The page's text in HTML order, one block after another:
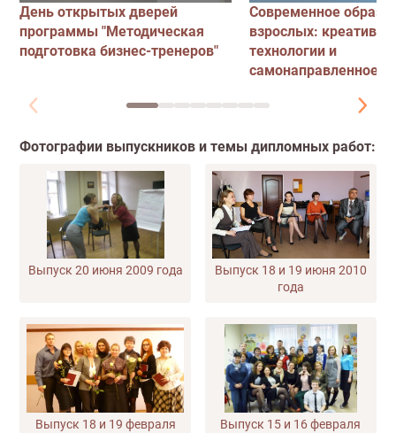
День открытых дверей
программы "Методическая
подготовка бизнес-тренеров"
Современное
взрослых:
технологии и
самонаправленное
Фотографии выпускников и темы дипломных работ:
Выпуск 20 июня 2009 года
Выпуск 18 и 19 июня 2010
года
Выпуск 18 и 19 февраля
Выпуск 15 и 16 февраля